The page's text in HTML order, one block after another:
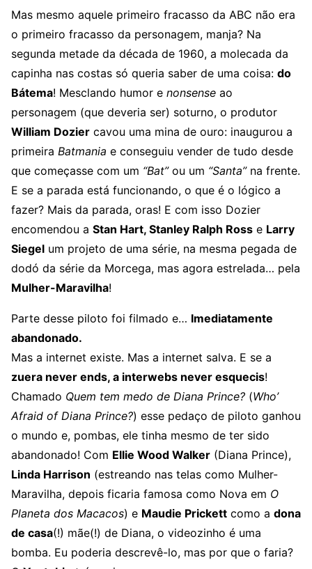
Mas mesmo aquele primeiro fracasso da ABC não era
o primeiro fracasso da personagem, manja? Na
segunda metade da década de 1960, a molecada da
capinha nas costas só queria saber de uma coisa: do
Bátema! Mesclando humor e nonsense ao
personagem (que deveria ser) soturno, o produtor
William Dozier cavou uma mina de ouro: inaugurou a
primeira Batmania e conseguiu vender de tudo desde
que começasse com um “Bat”ou um “Santa”na frente.
E se a parada está funcionando, o que é o lógico a
fazer? Mais da parada, oras! E com isso Dozier
encomendou a Stan Hart, Stanley Ralph Ross e Larry
Siegel um projeto de uma série, na mesma pegada de
dodó da série da Morcega, mas agora estrelada… pela
Mulher-Maravilha!
Parte desse piloto foi filmado e… Imediatamente
abandonado.
Mas a internet existe. Mas a internet salva. E se a
zuera never ends, a interwebs never esquecis!
Chamado Quem tem medo de Diana Prince? (Who’
Afraid of Diana Prince?) esse pedaço de piloto ganhou
o mundo e, pombas, ele tinha mesmo de ter sido
abandonado! Com Ellie Wood Walker (Diana Prince),
Linda Harrison (estreando nas telas como Mulher-
Maravilha, depois ficaria famosa como Nova em O
Planeta dos Macacos) e Maudie Prickett como a dona
de casa(!) mãe(!) de Diana, o videozinho é uma
bomba. Eu poderia descrevê-lo, mas por que o faria?